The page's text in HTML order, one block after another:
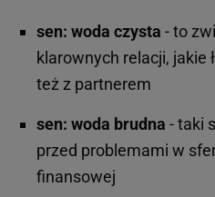
sen: woda czysta - to
klarownych relacji, jakie
też z partnerem
sen: woda brudna - taki
przed problemami w
finansowej